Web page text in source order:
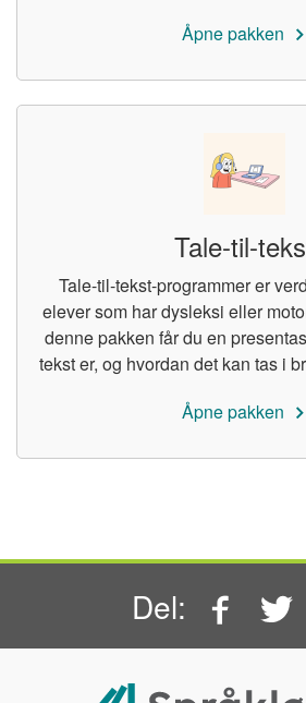
Åpne pakken
Tale-til-
Tale-til-tekst-programmer er
elever som har dysleksi eller
denne pakken får du en
tekst er, og hvordan det kan tas i
Åpne pakken
Del: